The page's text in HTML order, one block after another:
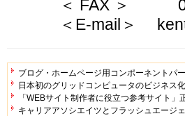
＜ FAX ＞
＜E-mail＞
ブログ・ホームページ用コンポーネントパ
日本初のグリッドコンピュータのビジネス
「WEBサイト制作者に役立つ参考サイト」
キャリアアソシエイツとフラッシュエージ